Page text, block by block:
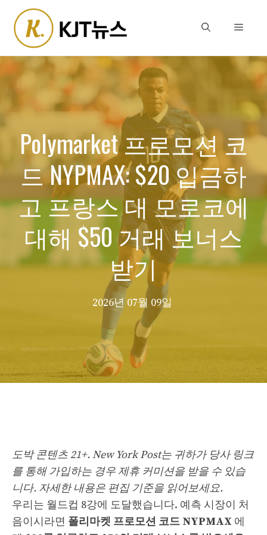
content
Menu
Polymarket 프로모션 코
드 NYPMAX: $20 입금하
고 프랑스 대 모로코에
대해 $50 거래 보너스
받기
2026년 07월 09일
도박 콘텐츠 21+. New York Post는 귀하가 당사 링크
를 통해 가입하는 경우 제휴 커미션을 받을 수 있습
니다. 자세한 내용은 편집 기준을 읽어보세요.
우리는 월드컵 8강에 도달했습니다. 예측 시장이 처
음이시라면 폴리마켓 프로모션 코드 NYPMAX 에